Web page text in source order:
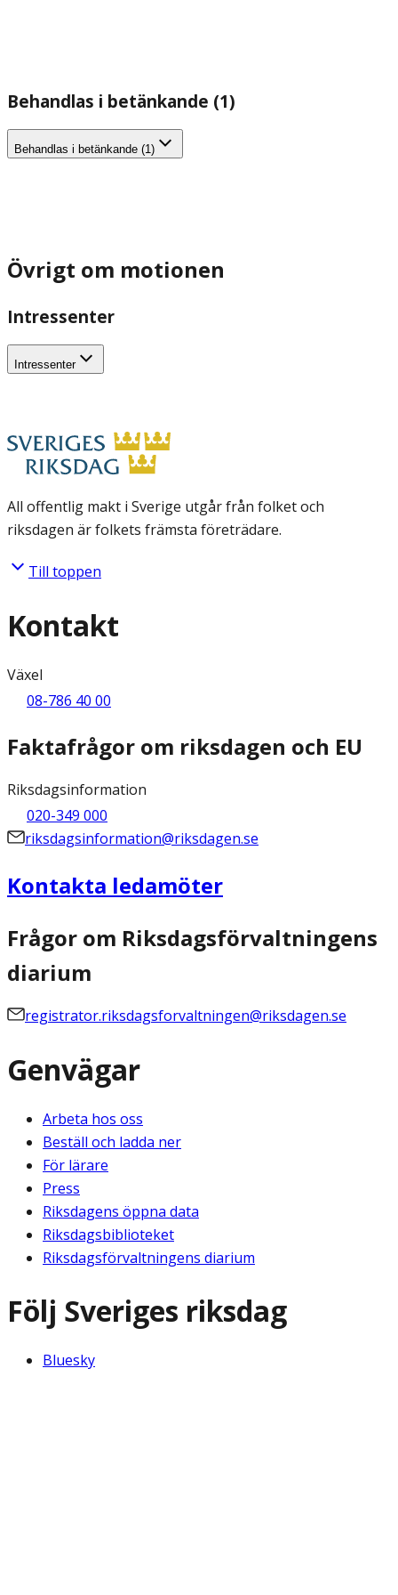
Behandlas i betänkande (1)
Behandlas i betänkande (1)
Övrigt om motionen
Intressenter
Intressenter
All offentlig makt i Sverige utgår från folket och
riksdagen är folkets främsta företrädare.
Till toppen
Kontakt
Växel
08-786 40 00
Faktafrågor om riksdagen och EU
Riksdagsinformation
020-349 000
riksdagsinformation@riksdagen.se
Kontakta ledamöter
Frågor om Riksdagsförvaltningens
diarium
registrator.riksdagsforvaltningen@riksdagen.se
Genvägar
Arbeta hos oss
Beställ och ladda ner
För lärare
Press
Riksdagens öppna data
Riksdagsbiblioteket
Riksdagsförvaltningens diarium
Följ Sveriges riksdag
Bluesky